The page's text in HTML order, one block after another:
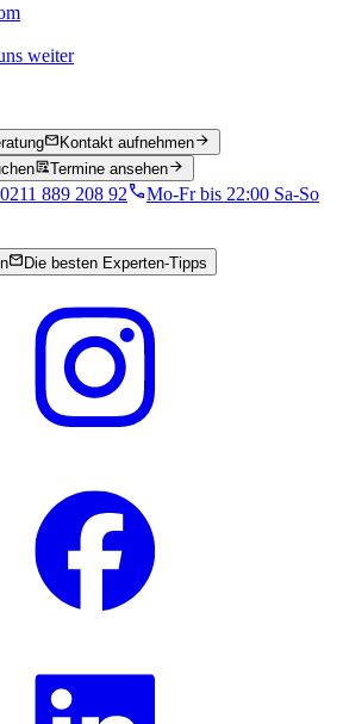
weiter
Kontakt aufnehmen
Termine ansehen
889 208 92
Mo-Fr bis 22:00 Sa-So
Die besten Experten-Tipps